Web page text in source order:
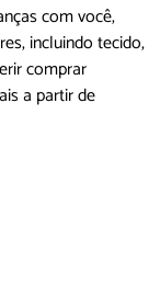
com você,
incluindo tecido,
comprar
a partir de